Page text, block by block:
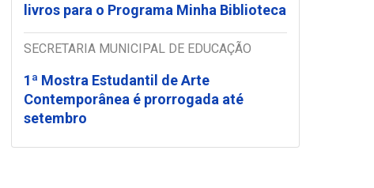
livros para o Programa Minha Biblioteca
SECRETARIA MUNICIPAL DE EDUCAÇÃO
1ª Mostra Estudantil de Arte
Contemporânea é prorrogada até
setembro